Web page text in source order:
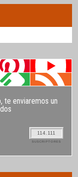
te enviaremos un
114.111
SUSCRIPTORES